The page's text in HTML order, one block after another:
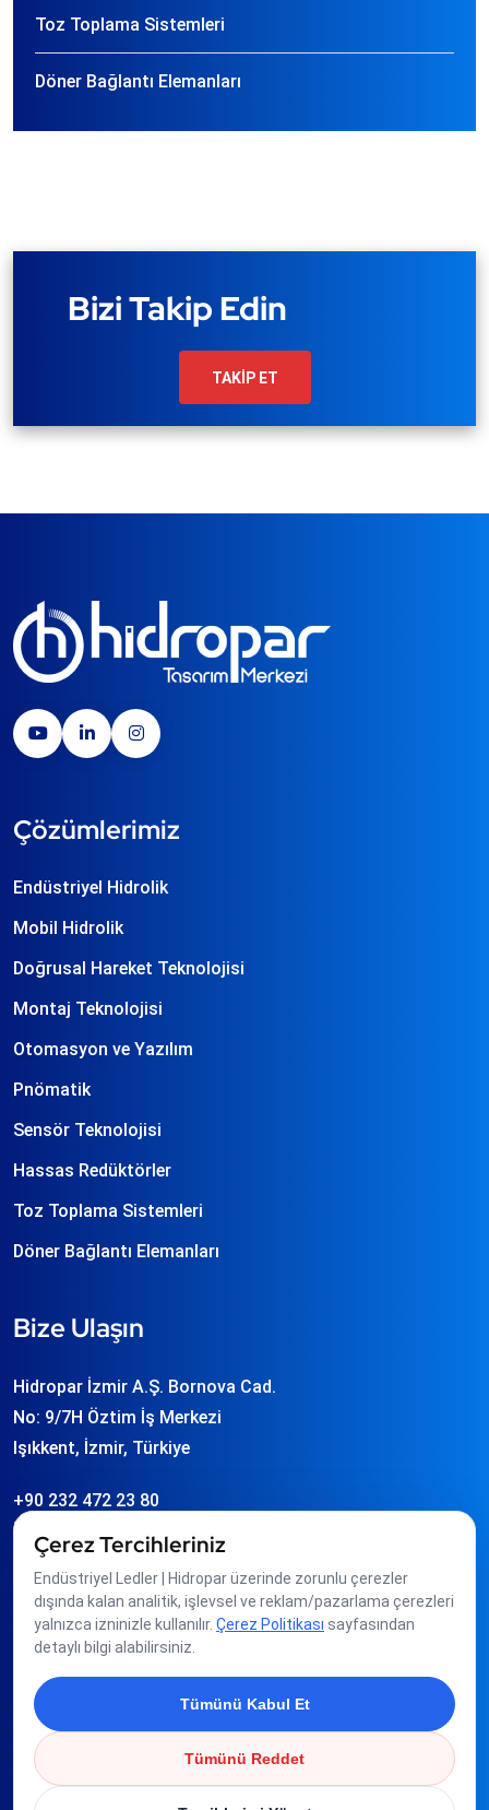
Toz Toplama Sistemleri
Döner Bağlantı Elemanları
Bizi Takip Edin
TAKİP ET
Çözümlerimiz
Endüstriyel Hidrolik
Mobil Hidrolik
Doğrusal Hareket Teknolojisi
Montaj Teknolojisi
Otomasyon ve Yazılım
Pnömatik
Sensör Teknolojisi
Hassas Redüktörler
Toz Toplama Sistemleri
Döner Bağlantı Elemanları
Bize Ulaşın
Hidropar İzmir A.Ş. Bornova Cad.
No: 9/7H Öztim İş Merkezi
Işıkkent, İzmir, Türkiye
+90 232 472 23 80
info
Üyeliklerimiz
Çerez Tercihleriniz
Endüstriyel Ledler | Hidropar üzerinde zorunlu çerezler
dışında kalan analitik, işlevsel ve reklam/pazarlama çerezleri
yalnızca izninizle kullanılır. Çerez Politikası sayfasından
detaylı bilgi alabilirsiniz.
Tümünü Kabul Et
Tümünü Reddet